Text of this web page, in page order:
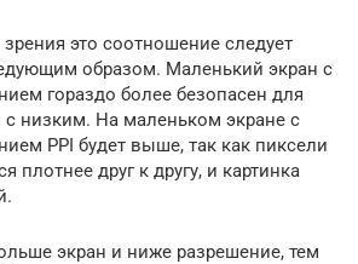
это соотношение следует
образом. Маленький экран с
гораздо более безопасен для
с низким. На маленьком экране с
PPI будет выше, так как пиксели
плотнее друг к другу, и картинка
экран и ниже разрешение, тем